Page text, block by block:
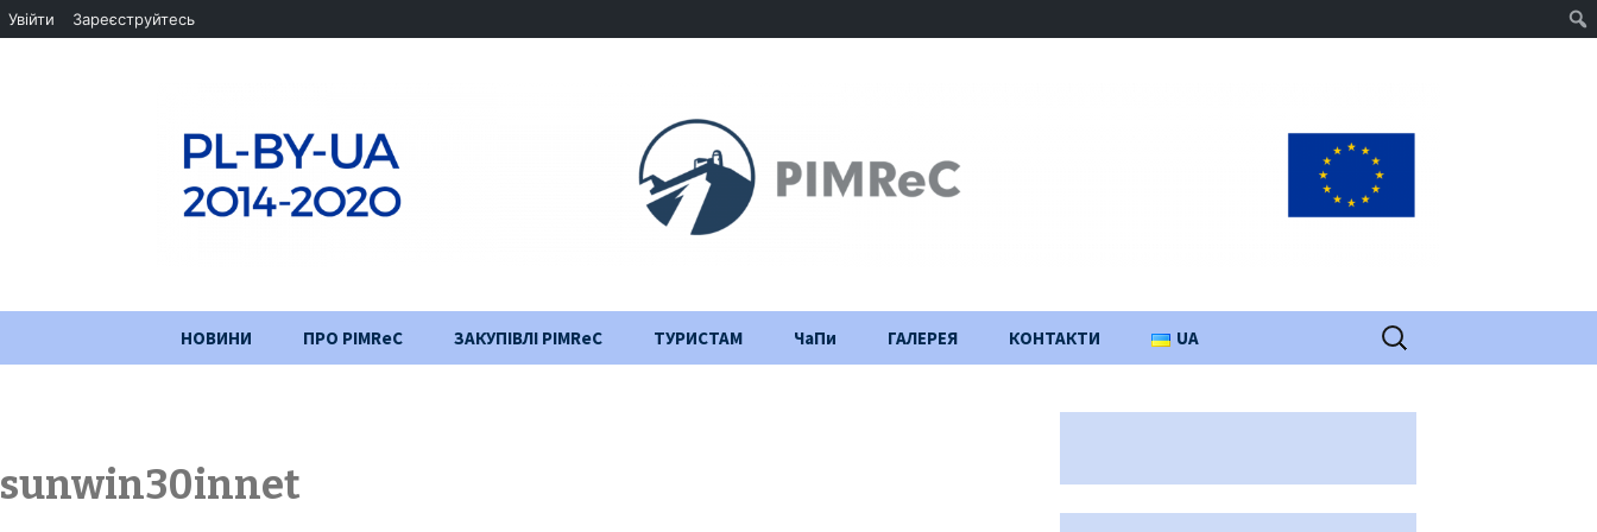
НОВИНИ ПРО PIMReC ЗАКУПІВЛІ PIMReC ТУРИСТАМ ЧаПи ГАЛЕРЕЯ КОНТАКТИ UA Пошук:
sunwin30innet
Увійти Зареєструйтесь